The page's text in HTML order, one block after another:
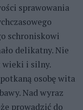
sprawowania
schroniskowi
delikatny. Nie
wieki i silny.
osobę wita
Nad wyraz
prowadzić do